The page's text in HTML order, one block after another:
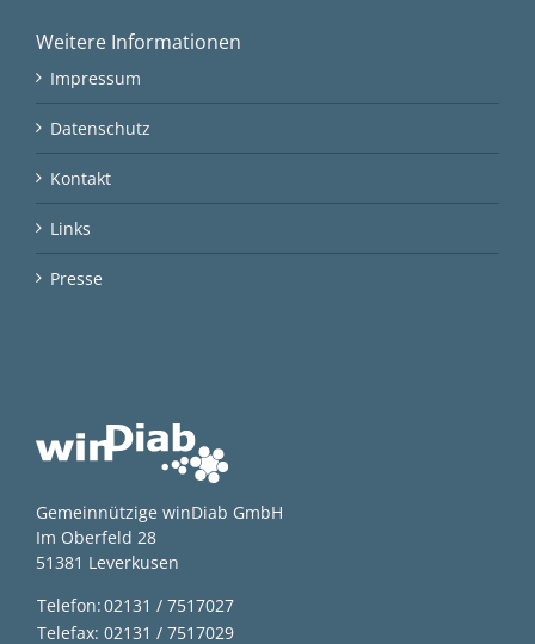
Weitere Informationen
Impressum
Datenschutz
Kontakt
Links
Presse
Gemeinnützige winDiab GmbH
Im Oberfeld 28
51381 Leverkusen
Telefon:02131 / 7517027
Telefax: 02131 / 7517029